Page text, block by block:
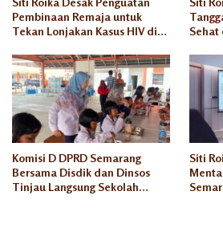
Pembinaan Remaja untuk
Tekan Lonjakan Kasus HIV di
Sehat
Komisi D DPRD Semarang
Bersama Disdik dan Dinsos
Tinjau Langsung Sekolah
Siti